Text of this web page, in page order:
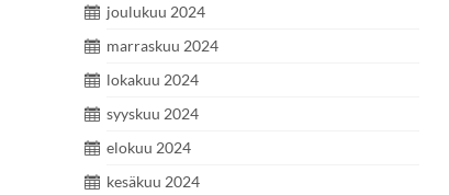
joulukuu 2024
marraskuu 2024
lokakuu 2024
syyskuu 2024
elokuu 2024
kesäkuu 2024